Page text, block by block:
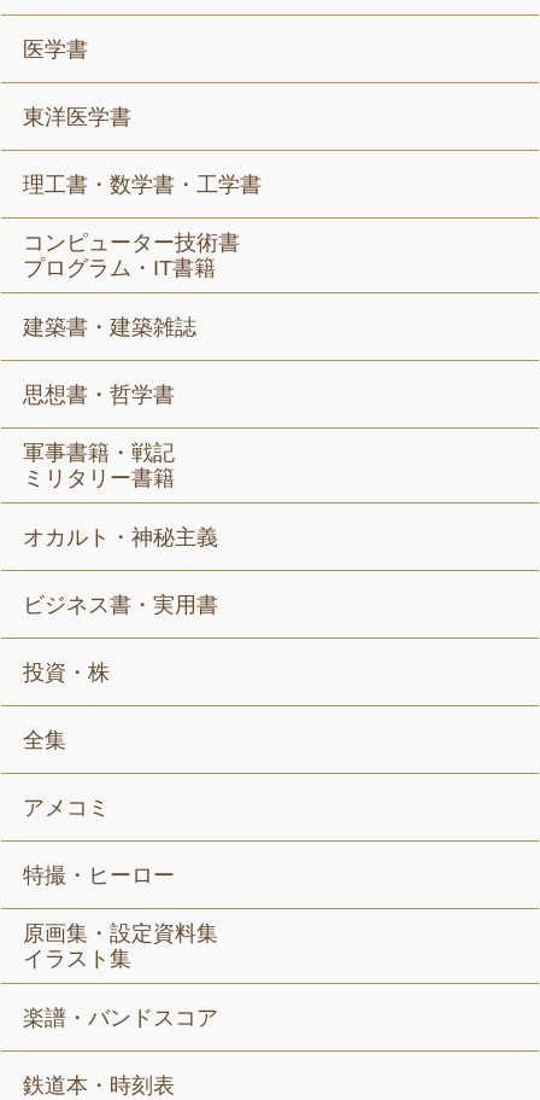
医学書
東洋医学書
理工書・数学書・工学書
コンピューター技術書
プログラム・IT書籍
建築書・建築雑誌
思想書・哲学書
軍事書籍・戦記
ミリタリー書籍
オカルト・神秘主義
ビジネス書・実用書
投資・株
全集
アメコミ
特撮・ヒーロー
原画集・設定資料集
イラスト集
楽譜・バンドスコア
鉄道本・時刻表